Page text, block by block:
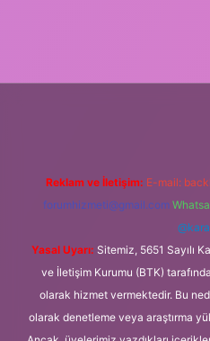
Reklam ve İletişim: E-mail:
forumhizmeti@gmail.com
Yasal Uyarı: Sitemiz, 5651 Sayılı
ve İletişim Kurumu (BTK)
olarak hizmet vermektedir. Bu
olarak denetleme veya araştırma